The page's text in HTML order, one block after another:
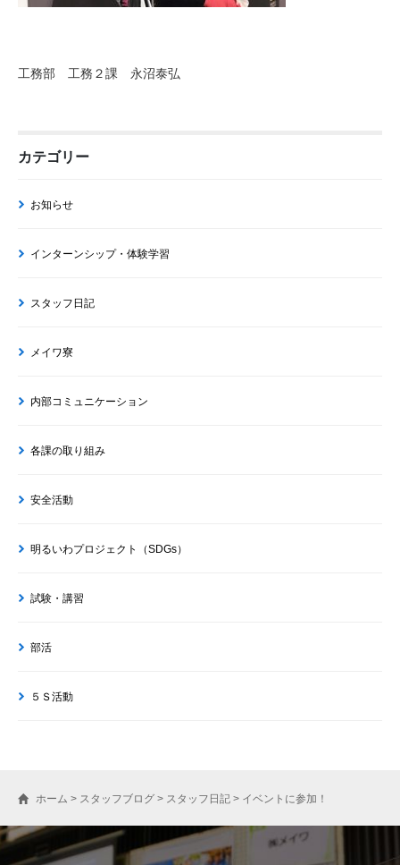
工務部 工務２課 永沼泰弘
カテゴリー
お知らせ
インターンシップ・体験学習
スタッフ日記
メイワ寮
内部コミュニケーション
各課の取り組み
安全活動
明るいわプロジェクト（SDGs）
試験・講習
部活
５Ｓ活動
ホーム > スタッフブログ > スタッフ日記 > イベントに参加！